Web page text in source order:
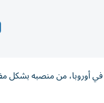
في أوروبا، من منصبه بشكل